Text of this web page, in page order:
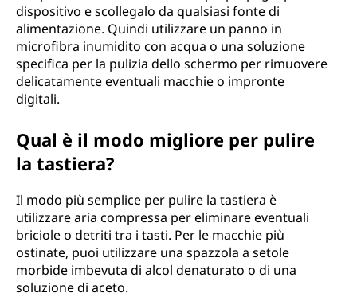
dispositivo e scollegalo da qualsiasi fonte di
alimentazione. Quindi utilizzare un panno in
microfibra inumidito con acqua o una soluzione
specifica per la pulizia dello schermo per rimuovere
delicatamente eventuali macchie o impronte
digitali.
Qual è il modo migliore per pulire
la tastiera?
Il modo più semplice per pulire la tastiera è
utilizzare aria compressa per eliminare eventuali
briciole o detriti tra i tasti. Per le macchie più
ostinate, puoi utilizzare una spazzola a setole
morbide imbevuta di alcol denaturato o di una
soluzione di aceto.